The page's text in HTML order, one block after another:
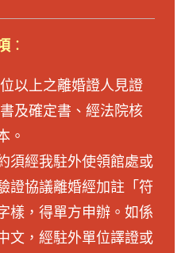
：
以上之離婚證人見證
及確定書、經法院核
。
須經我駐外使領館處或
證協議離婚經加註「符
樣，得單方申辦。如係
文，經駐外單位譯證或